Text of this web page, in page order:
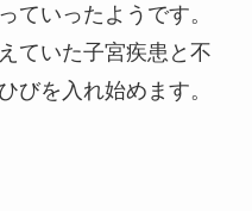
ていったようです。
ていた子宮疾患と不
びを入れ始めます。